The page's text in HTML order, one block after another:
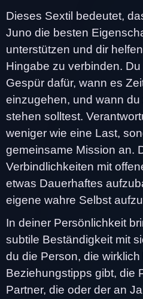
Dieses Sextil bedeutet,
Juno die besten
unterstützen und dir
Hingabe zu verbinden.
Gespür dafür, wann es
einzugehen, und wann
stehen solltest.
weniger wie eine Last,
gemeinsame Mission an.
Verbindlichkeiten mit
etwas Dauerhaftes
eigene wahre Selbst
In deiner Persönlichkeit
subtile Beständigkeit mit
du die Person, die wirklich
Beziehungstipps gibt, die
Partner, die oder der an